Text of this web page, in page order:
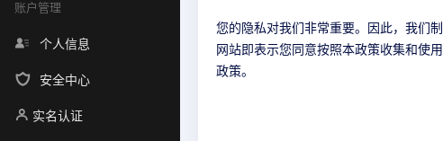
账户管理
个人信息
安全中心
实名认证
您的隐私对我们非常重要。因此，我们
网站即表示您同意按照本政策收集和使
政策。